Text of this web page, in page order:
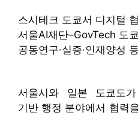
스시테크 도쿄서 디지털
서울AI재단–GovTech 도
공동연구·실증·인재양성
서울시와 일본 도쿄도
기반 행정 분야에서 협력